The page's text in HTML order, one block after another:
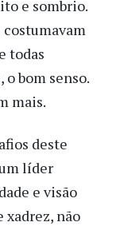
e sombrio.
todas
bom senso.
mais.
deste
líder
e visão
xadrez, não